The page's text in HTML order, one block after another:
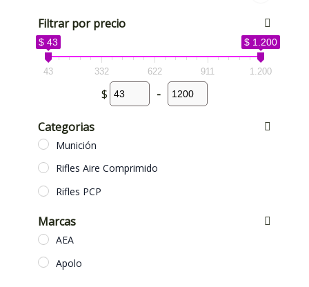
Filtrar por precio
$ 43 $ 1.200
43 332 622 911 1.200
$ -
Categorias
Munición
Rifles Aire Comprimido
Rifles PCP
Marcas
AEA
Apolo